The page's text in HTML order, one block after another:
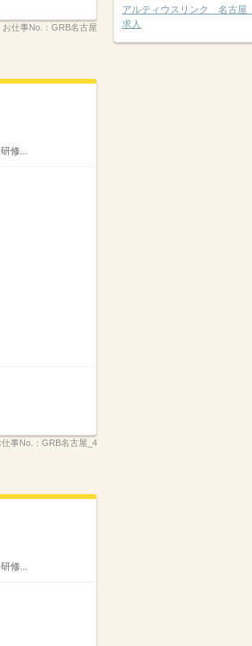
お仕事No.： GRB名古屋
修...
仕事No.： GRB名古屋_4
修...
アルティウスリンク 名古屋
求人